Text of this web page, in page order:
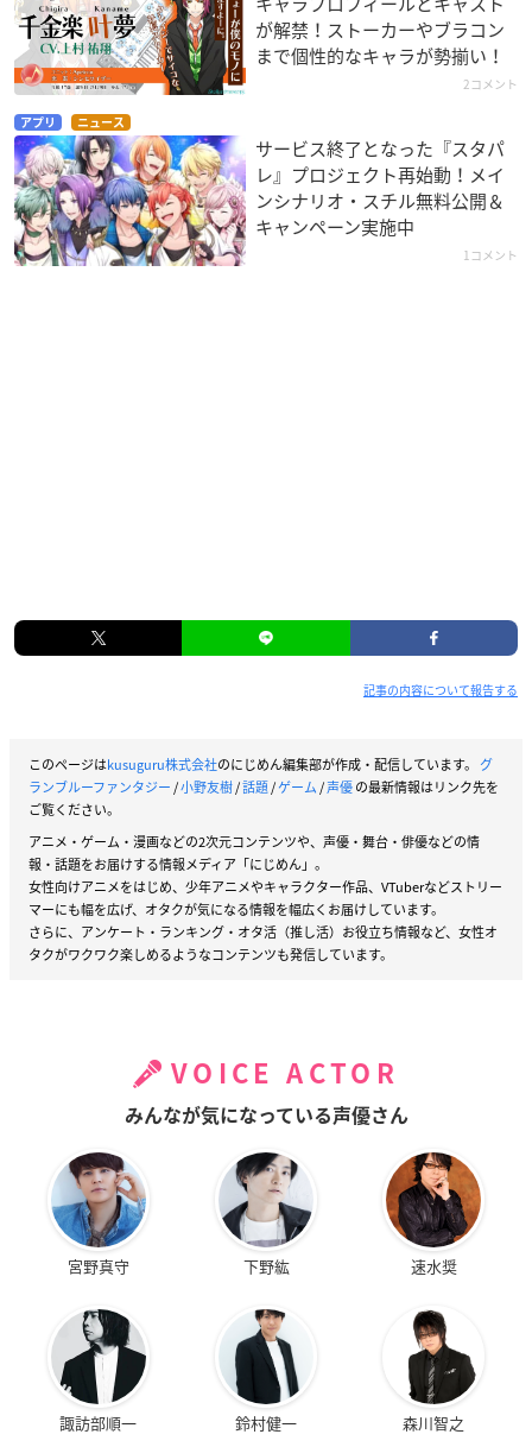
が解禁！ストーカーやブラコン
まで個性的なキャラが勢揃い！
2コメント
アプリ ニュース
サービス終了となった『スタパ
レ』プロジェクト再始動！メイ
ンシナリオ・スチル無料公開＆
キャンペーン実施中
1コメント
記事の内容について報告する
このページはkusuguru株式会社のにじめん編集部が作成・配信しています。 グ
ランブルーファンタジー/小野友樹/話題/ゲーム/声優の最新情報はリンク先を
ご覧ください。
アニメ・ゲーム・漫画などの2次元コンテンツや、声優・舞台・俳優などの情
報・話題をお届けする情報メディア「にじめん」。
女性向けアニメをはじめ、少年アニメやキャラクター作品、VTuberなどストリー
マーにも幅を広げ、オタクが気になる情報を幅広くお届けしています。
さらに、アンケート・ランキング・オタ活（推し活）お役立ち情報など、女性オ
タクがワクワク楽しめるようなコンテンツも発信しています。
VOICE ACTOR
みんなが気になっている声優さん
宮野真守 下野紘 速水奨
諏訪部順一 鈴村健一 森川智之